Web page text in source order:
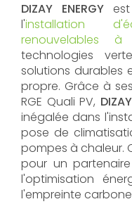
DIZAY ENERGY
l'installation
renouvelables à
technologies
solutions durables
propre. Grâce à
RGE Quali PV,
inégalée dans
pose de
pompes à chaleur.
pour un
l'optimisation
l'empreinte